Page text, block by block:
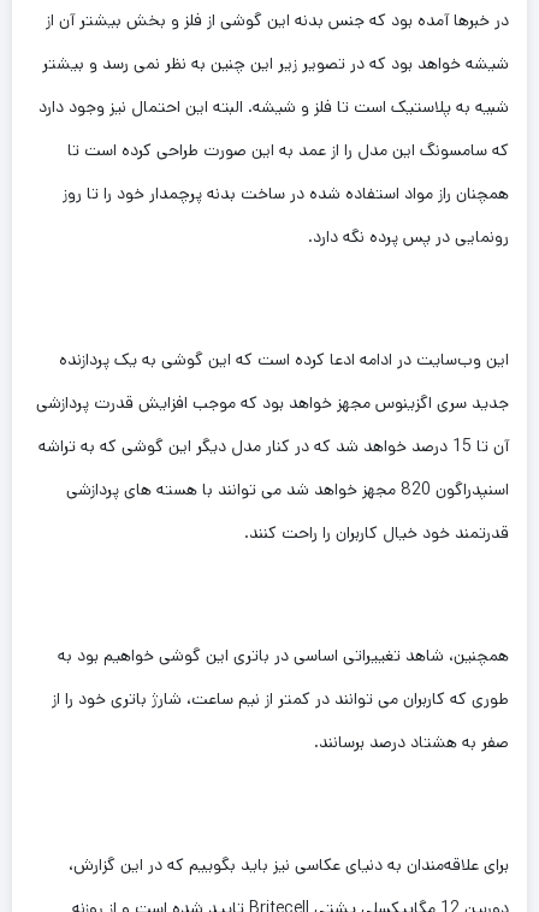
در خبرها آمده بود که جنس بدنه این گوشی از فلز و بخش بیشتر آن از
شیشه خواهد بود که در تصویر زیر این چنین به نظر نمی رسد و بیشتر
شبیه به پلاستیک است تا فلز و شیشه. البته این احتمال نیز وجود دارد
که سامسونگ این مدل را از عمد به این صورت طراحی کرده است تا
همچنان راز مواد استفاده شده در ساخت بدنه پرچمدار خود را تا روز
رونمایی در پس پرده نگه دارد.
این وب‌سایت در ادامه ادعا کرده است که این گوشی به یک پردازنده
جدید سری اگزینوس مجهز خواهد بود که موجب افزایش قدرت پردازشی
آن تا 15 درصد خواهد شد که در کنار مدل دیگر این گوشی که به تراشه
اسنپدراگون 820 مجهز خواهد شد می توانند با هسته های پردازشی
قدرتمند خود خیال کاربران را راحت کنند.
همچنین، شاهد تغییراتی اساسی در باتری این گوشی خواهیم بود به
طوری که کاربران می توانند در کمتر از نیم ساعت، شارژ باتری خود را از
صفر به هشتاد درصد برسانند.
برای علاقه‌مندان به دنیای عکاسی نیز باید بگوییم که در این گزارش،